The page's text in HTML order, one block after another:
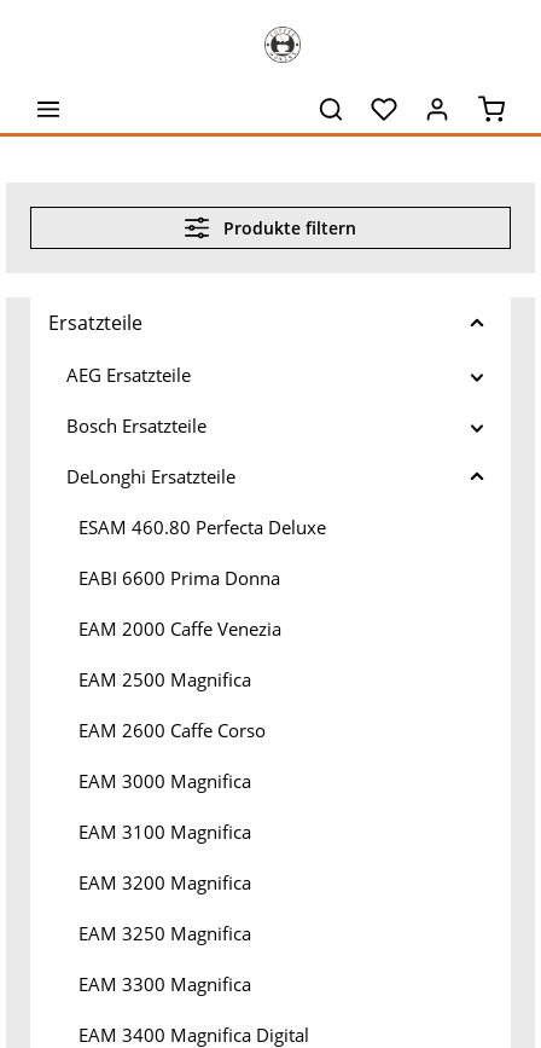
Produkte filtern
Ersatzteile
AEG Ersatzteile
Bosch Ersatzteile
DeLonghi Ersatzteile
ESAM 460.80 Perfecta Deluxe
EABI 6600 Prima Donna
EAM 2000 Caffe Venezia
EAM 2500 Magnifica
EAM 2600 Caffe Corso
EAM 3000 Magnifica
EAM 3100 Magnifica
EAM 3200 Magnifica
EAM 3250 Magnifica
EAM 3300 Magnifica
EAM 3400 Magnifica Digital